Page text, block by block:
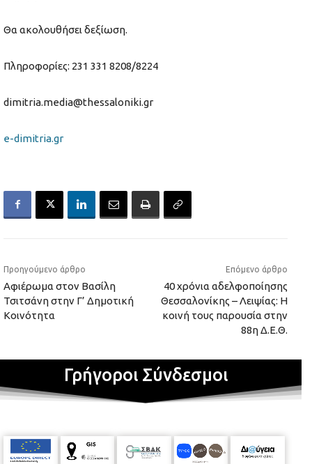
Θα ακολουθήσει δεξίωση.
Πληροφορίες: 231 331 8208/8224
dimitria.media@thessaloniki.gr
e-dimitria.gr
Προηγούμενο άρθρο
Αφιέρωμα στον Βασίλη
Τσιτσάνη στην Γ’ Δημοτική
Κοινότητα
Επόμενο άρθρο
40 χρόνια αδελφοποίησης
Θεσσαλονίκης – Λειψίας: Η
κοινή τους παρουσία στην
88η Δ.Ε.Θ.
Γρήγοροι Σύνδεσμοι